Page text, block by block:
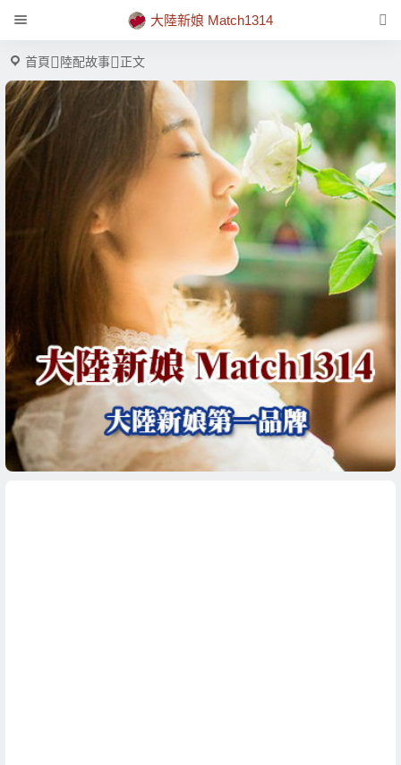
大陸新娘 Match1314
首頁 陸配故事 正文